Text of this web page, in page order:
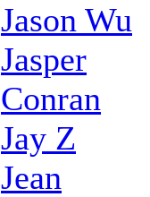
Jason Wu
Jasper
Conran
Jay Z
Jean